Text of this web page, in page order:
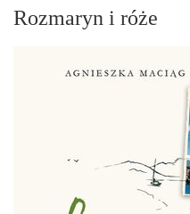
Rozmaryn i róże